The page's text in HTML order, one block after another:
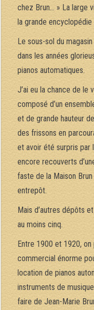
chez Brun… » La large
la grande encyclopédie
Le sous-sol du
dans les années
pianos automatiques.
J’ai eu la chance de le
composé d’un
et de grande hauteur
des frissons en
et avoir été surpris par
encore recouverts
faste de la Maison
entrepôt.
Mais d’autres dépôts
au moins cinq.
Entre 1900 et 1920,
commercial énorme
location de pianos
instruments de
faire de Jean-Marie